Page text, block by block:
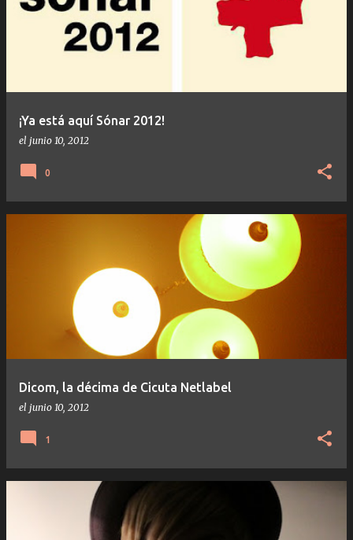
¡Ya está aquí Sónar 2012!
el junio 10, 2012
0
Dicom, la décima de Cicuta Netlabel
el junio 10, 2012
1